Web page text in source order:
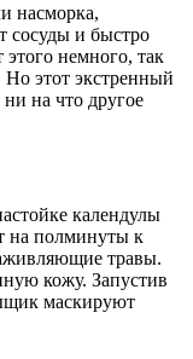
насморка,
сосуды и быстро
немного, так
Но этот экстренный
на что другое
календулы
на полминуты к
травы.
кожу. Запустив
маскируют